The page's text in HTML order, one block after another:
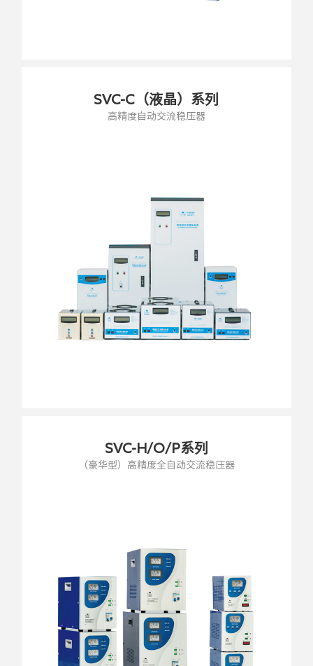
SVC-C（液晶）系列
高精度自动交流稳压器
SVC-H/O/P系列
（豪华型）高精度全自动交流稳压器